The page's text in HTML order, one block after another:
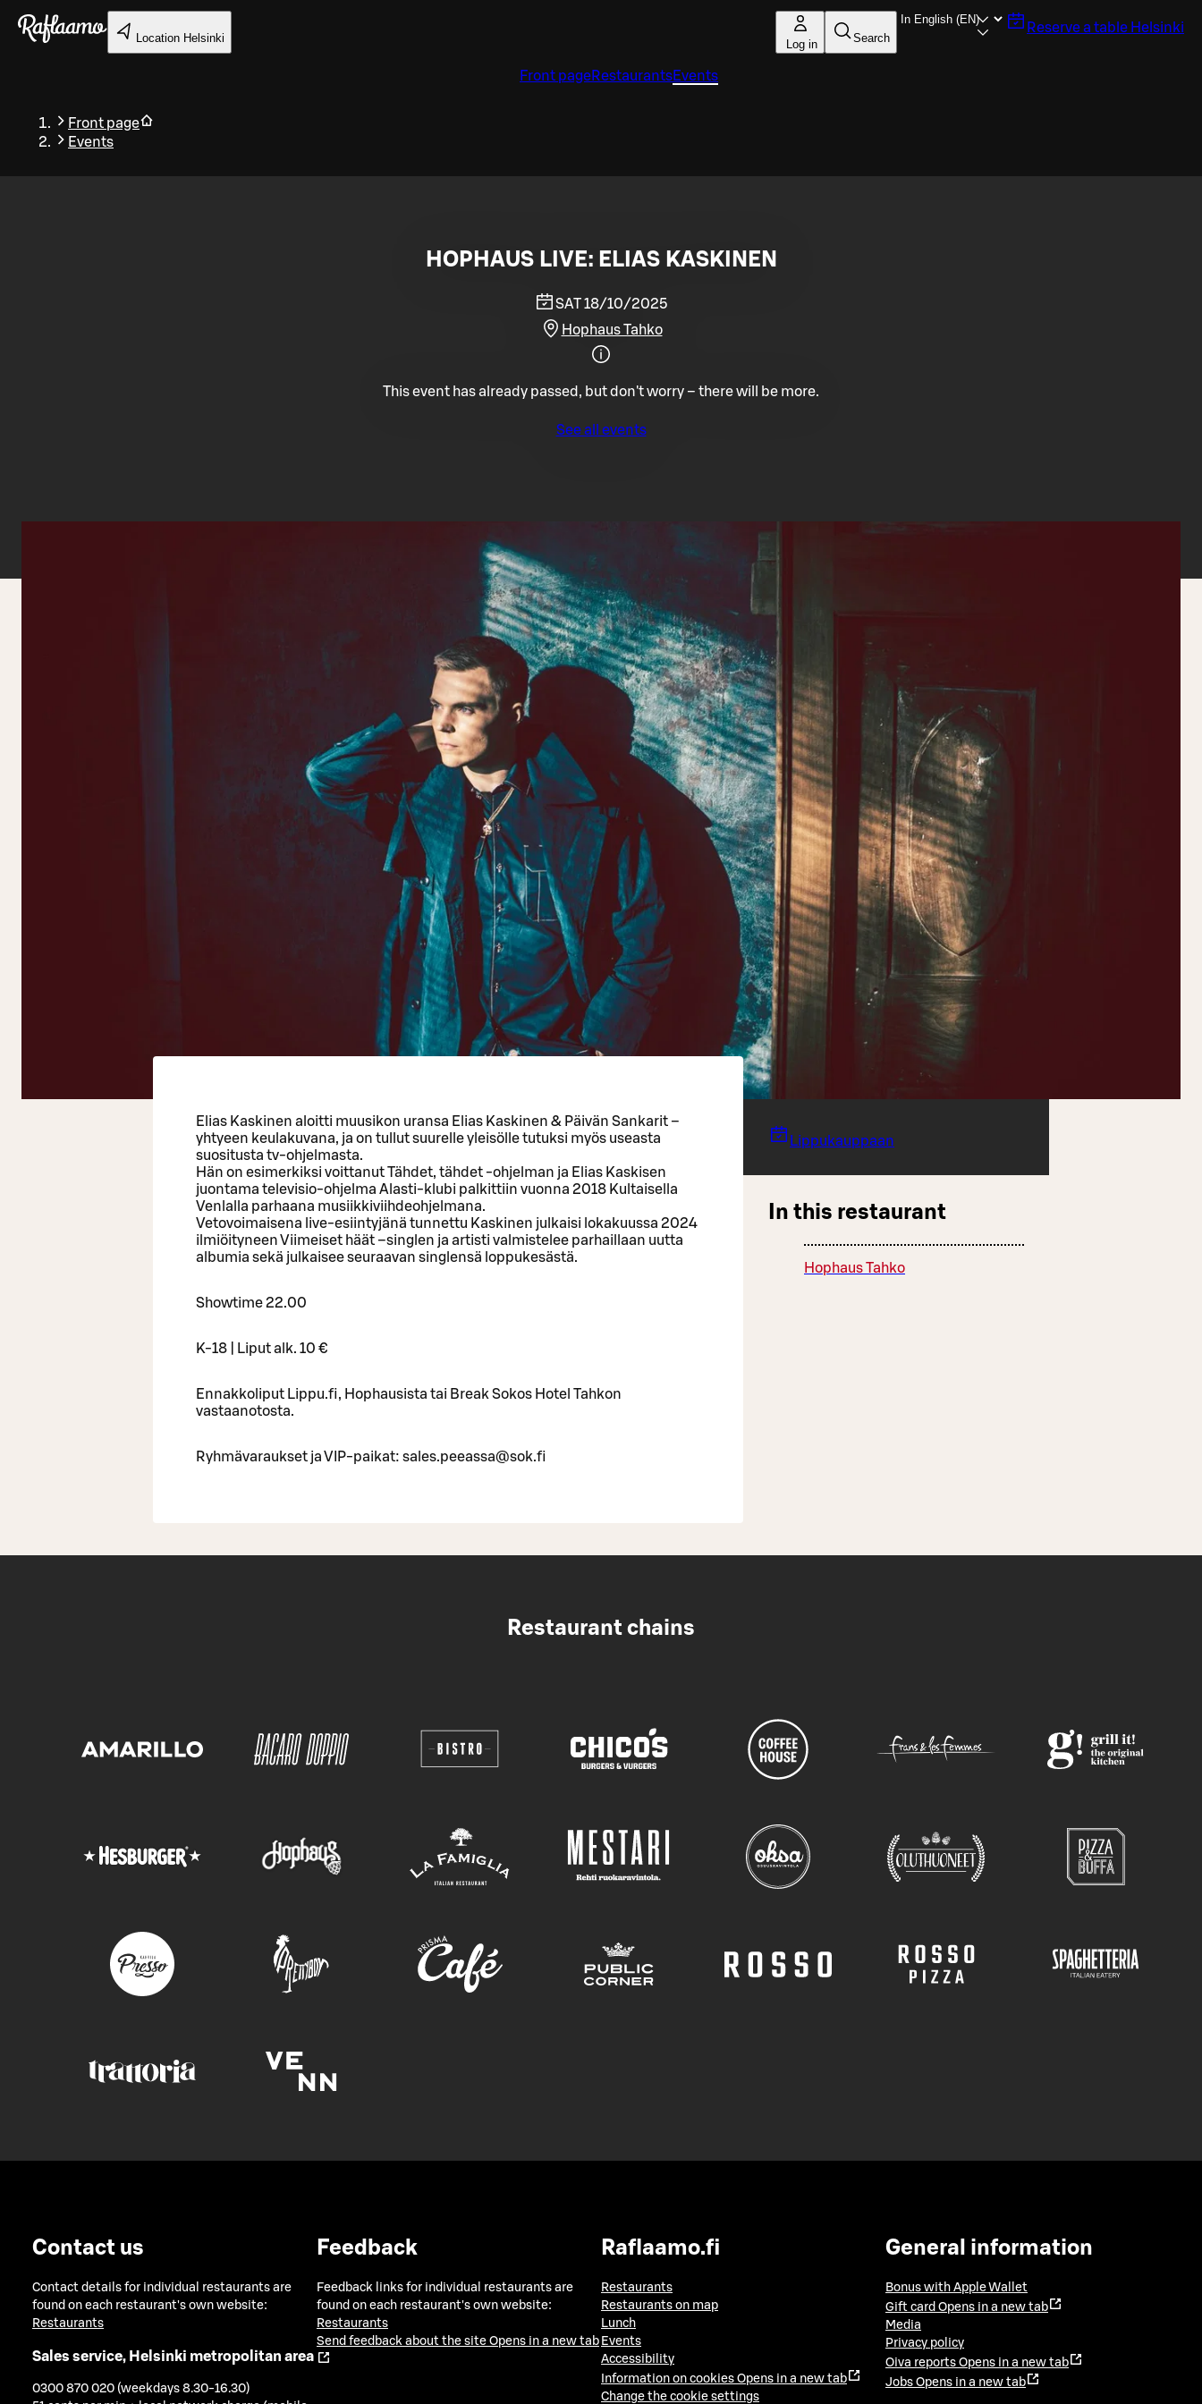
Skip to main content
Location Helsinki Log in Search
Reserve a table Helsinki
Front pageRestaurantsEvents
Front page
Events
Back
HOPHAUS LIVE: ELIAS KASKINEN
SAT 18/10/2025
Hophaus Tahko
This event has already passed, but don't worry – there will be more.
See all events
Elias Kaskinen aloitti muusikon uransa Elias Kaskinen & Päivän Sankarit –
yhtyeen keulakuvana, ja on tullut suurelle yleisölle tutuksi myös useasta
suositusta tv-ohjelmasta.
Hän on esimerkiksi voittanut Tähdet, tähdet -ohjelman ja Elias Kaskisen
juontama televisio-ohjelma Alasti-klubi palkittiin vuonna 2018 Kultaisella
Venlalla parhaana musiikkiviihdeohjelmana.
Vetovoimaisena live-esiintyjänä tunnettu Kaskinen julkaisi lokakuussa 2024
ilmiöityneen Viimeiset häät –singlen ja artisti valmistelee parhaillaan uutta
albumia sekä julkaisee seuraavan singlensä loppukesästä.
Showtime 22.00
K-18 | Liput alk. 10 €
Ennakkoliput Lippu.fi, Hophausista tai Break Sokos Hotel Tahkon
vastaanotosta.
Ryhmävaraukset ja VIP-paikat: sales.peeassa@sok.fi
Lippukauppaan
In this restaurant
Hophaus Tahko
Restaurant chains
Contact us
Contact details for individual restaurants are
found on each restaurant's own website:
Restaurants
Sales service, Helsinki metropolitan area
0300 870 020 (weekdays 8.30-16.30)
Feedback
Feedback links for individual restaurants are
found on each restaurant's own website:
Restaurants
Send feedback about the site Opens in a new tab
Raflaamo.fi
Restaurants
Restaurants on map
Lunch
Events
Accessibility
Information on cookies Opens in a new tab
Change the cookie settings
General information
Bonus with Apple Wallet
Gift card Opens in a new tab
Media
Privacy policy
Oiva reports Opens in a new tab
Jobs Opens in a new tab